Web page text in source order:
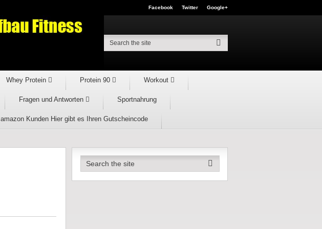
Facebook Twitter Google+
Whey Protein Protein 90 Workout
Fragen und Antworten Sportnahrung
amazon Kunden Hier gibt es Ihren Gutscheincode